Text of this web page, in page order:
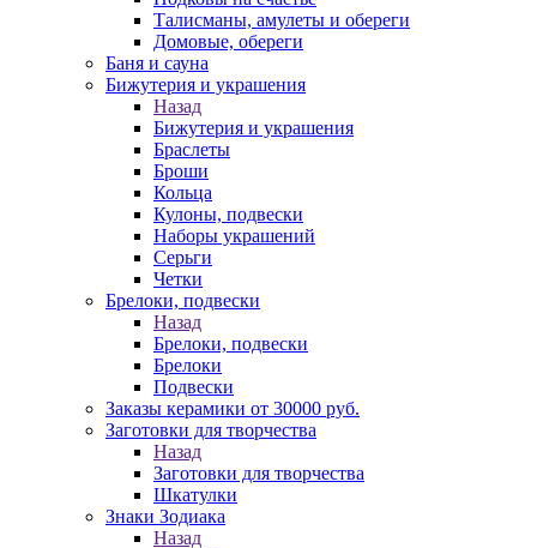
Талисманы, амулеты и обереги
Домовые, обереги
Баня и сауна
Бижутерия и украшения
Назад
Бижутерия и украшения
Браслеты
Броши
Кольца
Кулоны, подвески
Наборы украшений
Серьги
Четки
Брелоки, подвески
Назад
Брелоки, подвески
Брелоки
Подвески
Заказы керамики от 30000 руб.
Заготовки для творчества
Назад
Заготовки для творчества
Шкатулки
Знаки Зодиака
Назад